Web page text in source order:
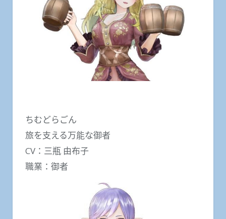
ちむどらごん
旅を支える万能な御者
CV：三瓶 由布子
職業：御者